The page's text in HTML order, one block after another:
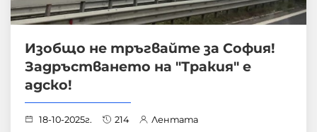
Изобщо не тръгвайте за София!
Задръстването на "Тракия" е
адско!
18-10-2025г. 214 Лентата